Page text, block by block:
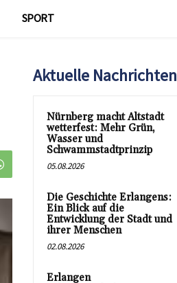
SPORT
Aktuelle Nachrichten
Nürnberg macht Altstadt
wetterfest: Mehr Grün,
Wasser und
Schwammstadtprinzip
05.08.2026
Die Geschichte Erlangens:
Ein Blick auf die
Entwicklung der Stadt und
ihrer Menschen
02.08.2026
Erlangen